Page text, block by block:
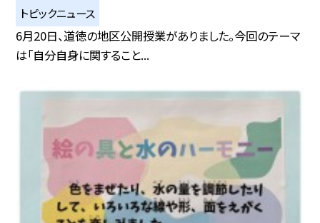
トピックニュース
6月20日、道徳の地区公開授業がありました。今回のテーマ
は「自分自身に関すること...